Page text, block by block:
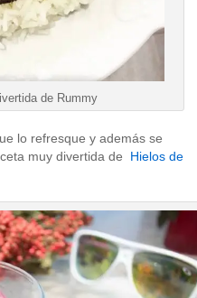
de Rummy
lo refresque y además se
muy divertida de Hielos de